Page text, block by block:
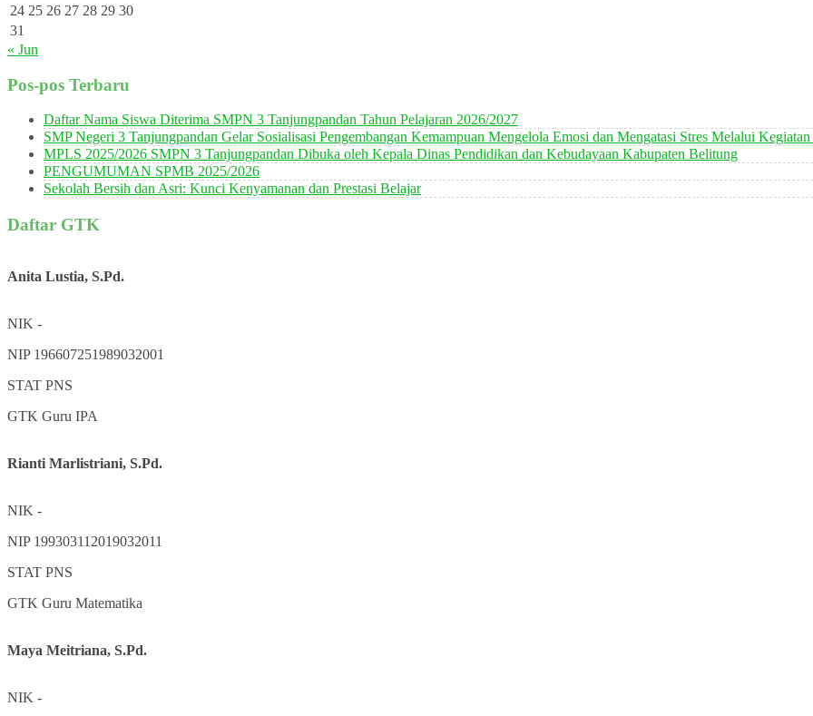
24 25 26 27 28 29 30
31
« Jun
Pos-pos Terbaru
Daftar Nama Siswa Diterima SMPN 3 Tanjungpandan Tahun Pelajaran 2026/2027
SMP Negeri 3 Tanjungpandan Gelar Sosialisasi Pengembangan Kemampuan Mengelola Emosi dan Mengatasi Stres Melalui
MPLS 2025/2026 SMPN 3 Tanjungpandan Dibuka oleh Kepala Dinas Pendidikan dan Kebudayaan Kabupaten Belitung
PENGUMUMAN SPMB 2025/2026
Sekolah Bersih dan Asri: Kunci Kenyamanan dan Prestasi Belajar
Daftar GTK
Anita Lustia, S.Pd.
NIK -
NIP 196607251989032001
STAT PNS
GTK Guru IPA
Rianti Marlistriani, S.Pd.
NIK -
NIP 199303112019032011
STAT PNS
GTK Guru Matematika
Maya Meitriana, S.Pd.
NIK -